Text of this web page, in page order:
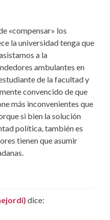
«compensar» los
la universidad tenga que
a la
ambulantes en
de la facultad y
convencido de que
más inconvenientes que
si bien la solución
política, también es
tienen que asumir
dice: